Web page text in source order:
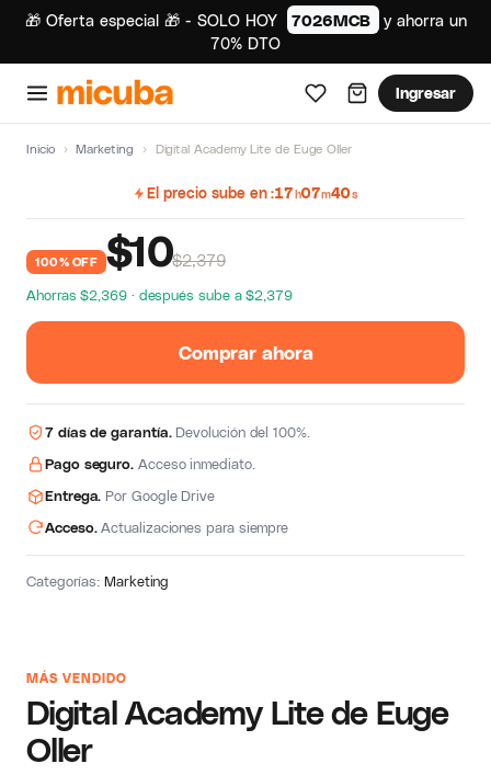
🎁 Oferta especial 🎁 - SOLO HOY 7026MCB
y ahorra un
70% DTO
Ingresar
Inicio › Marketing › Digital Academy Lite de Euge Oller
MÁS VENDIDO
Digital Academy Lite de Euge
Oller
El precio sube en 17h07m39s
100% OFF $10$2,379
Ahorras $2,369 · después sube a $2,379
Comprar ahora
7 días de garantía.Devolución del 100%.
Pago seguro. Acceso inmediato.
Entrega. Por Google Drive
Acceso.Actualizaciones para siempre
Categorías:Marketing